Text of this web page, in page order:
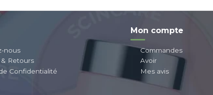
nous
& Retours
Confidentialité
Mon compte
Commandes
Avoir
Mes avis